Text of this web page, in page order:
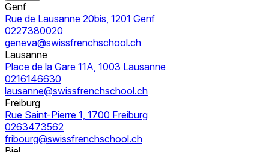
Genf
Rue de Lausanne 20bis, 1201 Genf
0227380020
geneva@swissfrenchschool.ch
Lausanne
Place de la Gare 11A, 1003 Lausanne
0216146630
lausanne@swissfrenchschool.ch
Freiburg
Rue Saint-Pierre 1, 1700 Freiburg
0263473562
fribourg@swissfrenchschool.ch